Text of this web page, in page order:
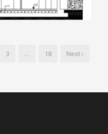
3 … 18 Next ›